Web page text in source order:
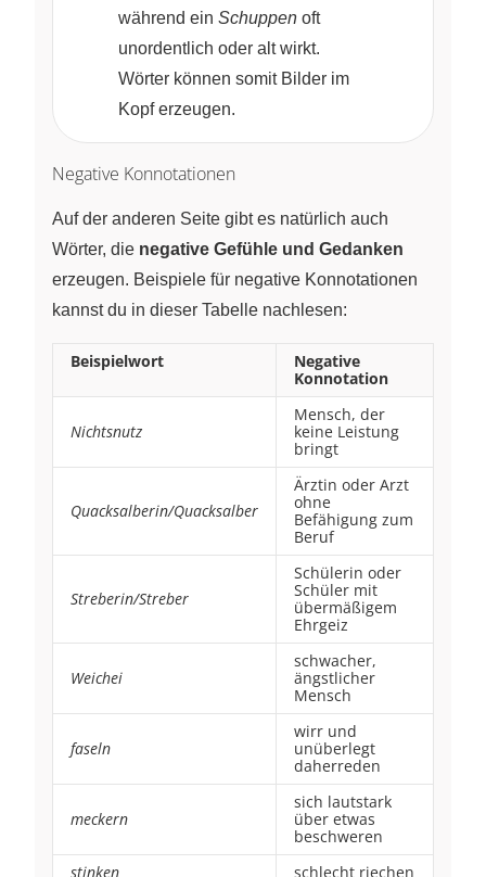
während ein Schuppen oft
unordentlich oder alt wirkt.
Wörter können somit Bilder im
Kopf erzeugen.
Negative Konnotationen
Auf der anderen Seite gibt es natürlich auch
Wörter, die negative Gefühle und Gedanken
erzeugen. Beispiele für negative Konnotationen
kannst du in dieser Tabelle nachlesen:
Beispielwort
Negative
Konnotation
Nichtsnutz
Mensch, der
keine Leistung
bringt
Quacksalberin/Quacksalber
Ärztin oder Arzt
ohne
Befähigung zum
Beruf
Streberin/Streber
Schülerin oder
Schüler mit
übermäßigem
Ehrgeiz
Weichei
schwacher,
ängstlicher
Mensch
faseln
wirr und
unüberlegt
daherreden
meckern
sich lautstark
über etwas
beschweren
stinken
schlecht riechen